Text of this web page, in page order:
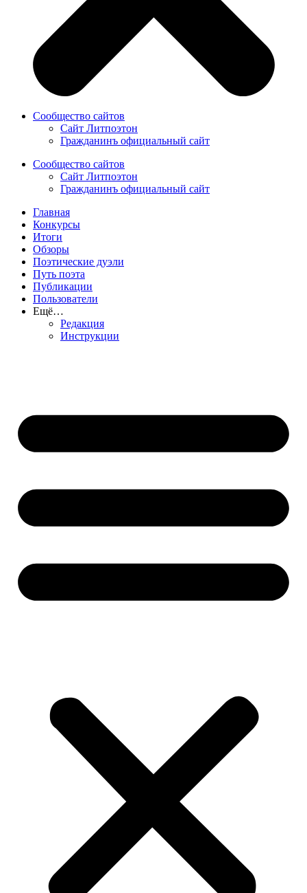
Сообщество сайтов
Сайт Литпоэтон
Гражданинъ официальный сайт
Сообщество сайтов
Сайт Литпоэтон
Гражданинъ официальный сайт
Главная
Конкурсы
Итоги
Обзоры
Поэтические дуэли
Путь поэта
Публикации
Пользователи
Ещё…
Редакция
Инструкции